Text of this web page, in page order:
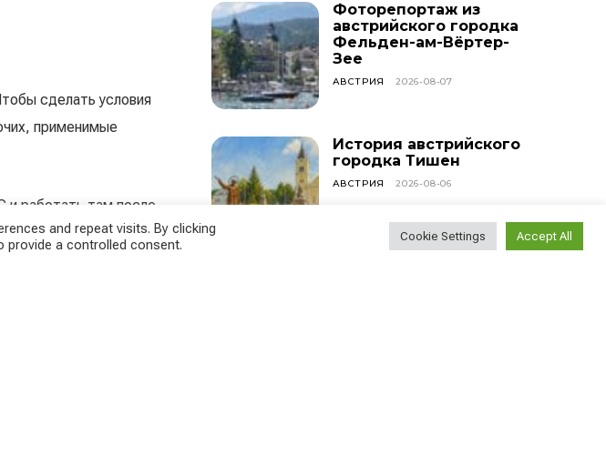
сделать условия
применимые
и работать там после
на голубую карту
Фоторепортаж из
австрийского городка
Фельден-ам-Вёртер-
Зее
АВСТРИЯ 2026-08-07
История австрийского
городка Тишен
АВСТРИЯ 2026-08-06
and repeat visits. By clicking
provide a controlled consent.
Cookie Settings Accept All